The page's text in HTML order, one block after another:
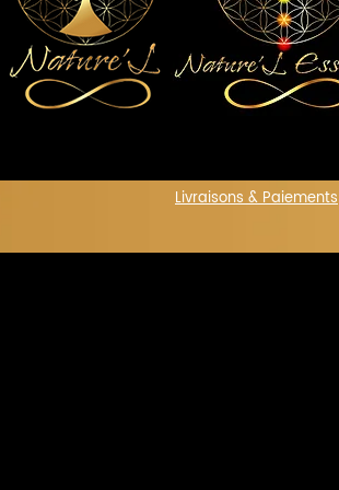
Livraisons & Paiements